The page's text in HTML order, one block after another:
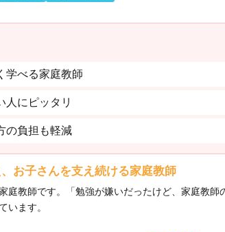
学べる家庭教師
人にピッタリ
の負担も軽減
お子さんを支え続ける家庭教師
庭教師です。「勉強が嫌いだったけど、家庭教
います。